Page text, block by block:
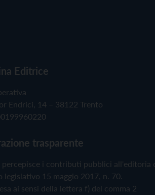
Editrice
Endrici, 14 – 38122 Trento
trasparente
percepisce i contributi pubblici all'editoria
legislativo 15 maggio 2017, n. 70.
ai sensi della lettera f) del comma 2